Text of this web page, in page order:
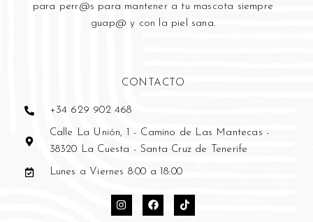
para perr@s para mantener a tu mascota siempre
guap@ y con la piel sana.
CONTACTO
+34 629 902 468
Calle La Unión, 1 - Camino de Las Mantecas -
38320 La Cuesta - Santa Cruz de Tenerife
Lunes a Viernes 8:00 a 18:00